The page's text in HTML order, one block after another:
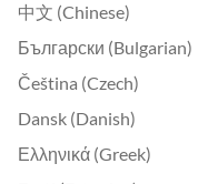
中文 (Chinese)
Български (Bulgarian)
Čeština (Czech)
Dansk (Danish)
Ελληνικά (Greek)